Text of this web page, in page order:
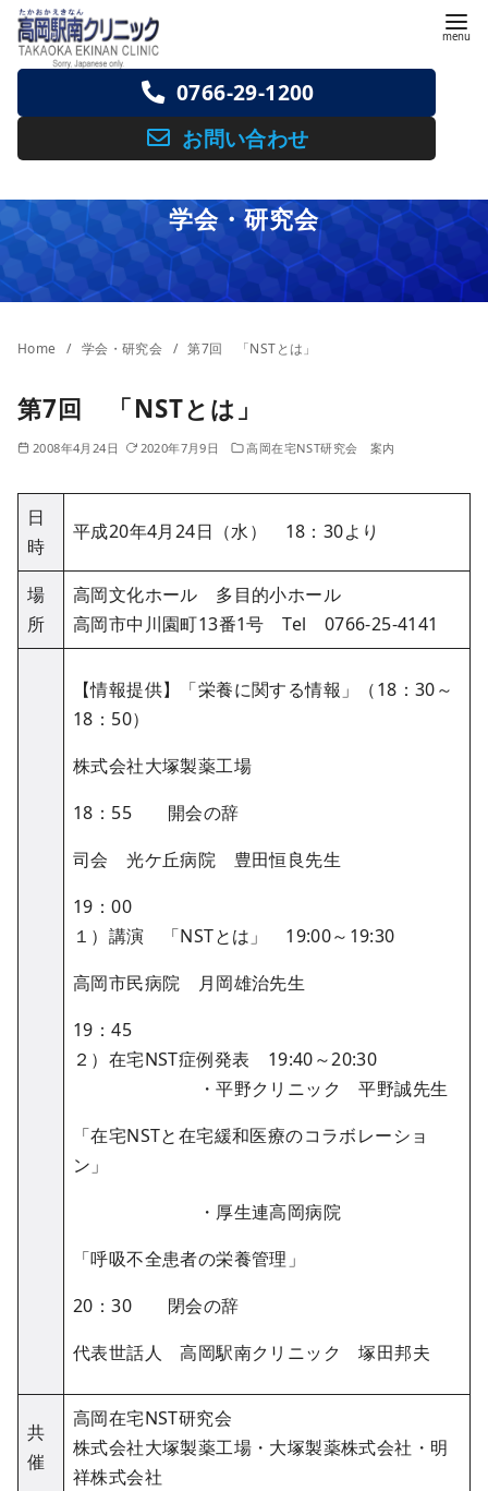
動
0766-29-1200
お問い合わせ
学会・研究会
Home 学会・研究会 第7回 「NSTとは」
第7回 「NSTとは」
2008年4月24日 2020年7月9日 高岡在宅NST研究会 案内
日
時
平成20年4月24日（水） 18：30より
場
所
高岡文化ホール 多目的小ホール
高岡市中川園町13番1号 Tel 0766-25-4141
【情報提供】「栄養に関する情報」（18：30～
18：50）
株式会社大塚製薬工場
18：55 開会の辞
司会 光ケ丘病院 豊田恒良先生
19：00
１）講演 「NSTとは」 19:00～19:30
高岡市民病院 月岡雄治先生
19：45
２）在宅NST症例発表 19:40～20:30
・平野クリニック 平野誠先生
「在宅NSTと在宅緩和医療のコラボレーショ
ン」
・厚生連高岡病院
「呼吸不全患者の栄養管理」
20：30 閉会の辞
代表世話人 高岡駅南クリニック 塚田邦夫
共
催
高岡在宅NST研究会
株式会社大塚製薬工場・大塚製薬株式会社・明
祥株式会社